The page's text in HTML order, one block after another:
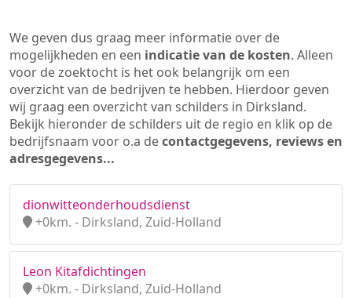
We geven dus graag meer informatie over de
mogelijkheden en een indicatie van de kosten. Alleen
voor de zoektocht is het ook belangrijk om een
overzicht van de bedrijven te hebben. Hierdoor geven
wij graag een overzicht van schilders in Dirksland.
Bekijk hieronder de schilders uit de regio en klik op de
bedrijfsnaam voor o.a decontactgegevens, reviews en
adresgegevens...
dionwitteonderhoudsdienst
+0km. - Dirksland, Zuid-Holland
Leon Kitafdichtingen
+0km. - Dirksland, Zuid-Holland